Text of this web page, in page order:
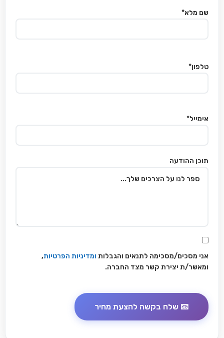
שם מלא*
טלפון*
אימייל*
תוכן ההודעה
אני מסכים/מסכימה לתנאים והגבלות ומדיניות הפרטיות,
ומאשר/ת יצירת קשר מצד החברה.